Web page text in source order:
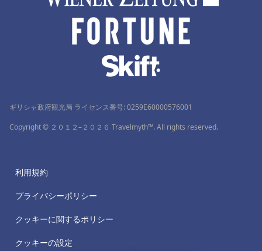
ギリシャ政府観光局 ライセンス番号: 0259Ε60000576001
Copyright © ２０１２–２０２６ Travelmyth™. All rights reserved.
利用規約
プライバシーポリシー
クッキーに関するポリシー
クッキーの設定